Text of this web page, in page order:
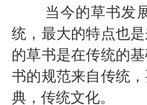
当今的草书发展
统，最大的特点也
的草书是在传统的
书的规范来自传统
典，传统文化。